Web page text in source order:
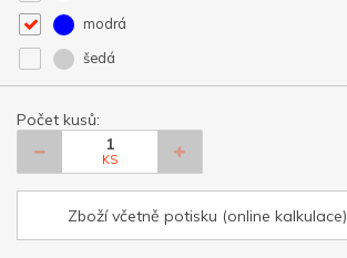
modrá
šedá
Počet kusů:
KS
Zboží včetně potisku (online kalkulace)